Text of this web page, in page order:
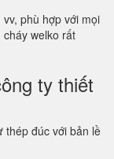
phù hợp với mọi
welko rất
ty thiết
thép đúc với bản lề